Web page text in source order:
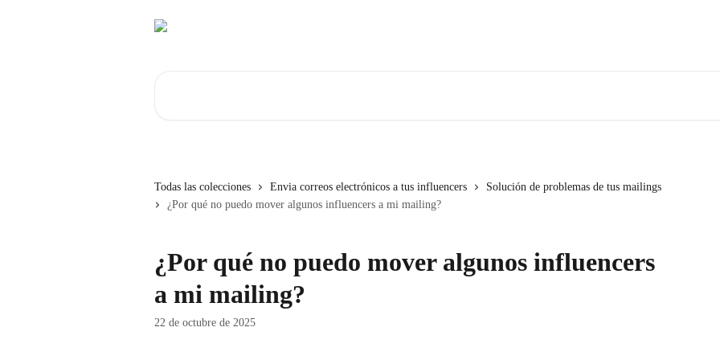
Todas las colecciones Envia correos electrónicos a tus influencers
Solución de problemas de tus mailings
¿Por qué no puedo mover algunos influencers a mi mailing?
¿Por qué no puedo mover algunos influencers
a mi mailing?
22 de octubre de 2025